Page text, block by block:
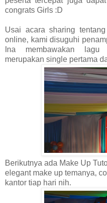
congrats Girls :D
Usai acara sharing
online, kami disuguhi
Ina membawakan lagu
merupakan single pertama
Berikutnya ada Make Up
elegant make up temanya,
kantor tiap hari nih.